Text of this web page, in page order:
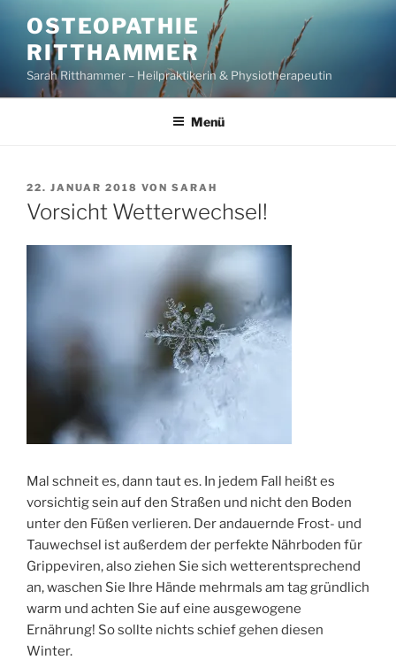
Inhalt
springen
OSTEOPATHIE
RITTHAMMER
Sarah Ritthammer – Heilpraktikerin & Physiotherapeutin
Menü
VERÖFFENTLICHT
AM
22. JANUAR 2018 VON SARAH
Vorsicht Wetterwechsel!
Mal schneit es, dann taut es. In jedem Fall heißt es
vorsichtig sein auf den Straßen und nicht den Boden
unter den Füßen verlieren. Der andauernde Frost- und
Tauwechsel ist außerdem der perfekte Nährboden für
Grippeviren, also ziehen Sie sich wetterentsprechend
an, waschen Sie Ihre Hände mehrmals am tag gründlich
warm und achten Sie auf eine ausgewogene
Ernährung! So sollte nichts schief gehen diesen
Winter.